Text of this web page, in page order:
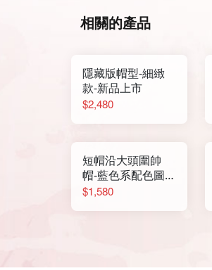
相關的產品
隱藏版帽型-細緻
款-新品上市
$2,480
短帽沿大頭圍帥
帽-藍色系配色圖
騰
$1,580